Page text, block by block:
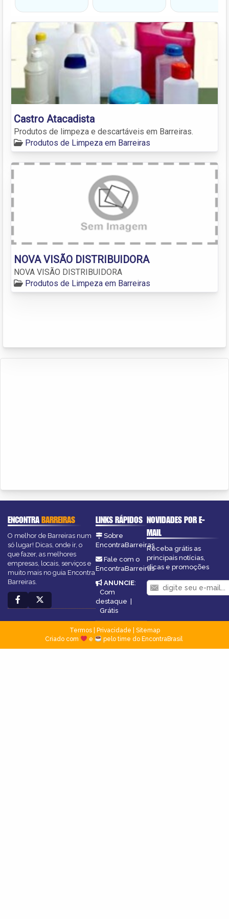
Castro Atacadista
Produtos de limpeza e descartáveis em Barreiras.
Produtos de Limpeza em Barreiras
NOVA VISÃO DISTRIBUIDORA
NOVA VISÃO DISTRIBUIDORA
Produtos de Limpeza em Barreiras
ENCONTRABARREIRAS
O melhor de Barreiras num
só lugar! Dicas, onde ir, o
que fazer, as melhores
empresas, locais, serviços e
muito mais no guia Encontra
Barreiras.
LINKS RÁPIDOS
Sobre
EncontraBarreiras
Fale com o
EncontraBarreiras
ANUNCIE:
Com
destaque |
Grátis
NOVIDADES POR E-
MAIL
Receba grátis as
principais notícias,
dicas e promoções
Termos| Privacidade
Sitemap
Criado com
e pelo time do EncontraBrasil